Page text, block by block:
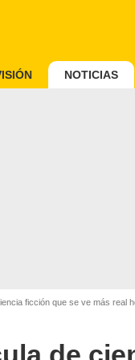
NOTICIAS
ficción que se ve más real hoy